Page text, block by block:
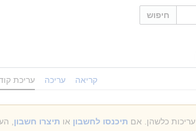
חיפוש
קריאה עריכה עריכת
תיכנסו לחשבון או תיצרו חשבון ,